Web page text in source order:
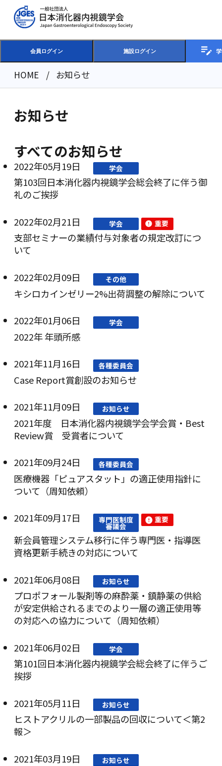
会員ログイン 施設ログイン
HOME お知らせ
お知らせ
すべてのお知らせ
2022年05月19日 学会
第103回日本消化器内視鏡学会総会終了に伴う御
礼のご挨拶
2022年02月21日 学会 重要
支部セミナーの業績付与対象者の規定改訂につ
いて
2022年02月09日 その他
キシロカインゼリー2%出荷調整の解除について
2022年01月06日 学会
2022年 年頭所感
2021年11月16日 各種委員会
Case Report賞創設のお知らせ
2021年11月09日 お知らせ
2021年度 日本消化器内視鏡学会学会賞・Best
Review賞 受賞者について
2021年09月24日 各種委員会
医療機器「ピュアスタット」の適正使用指針に
ついて（周知依頼）
2021年09月17日 専門医制度
審議会
重要
新会員管理システム移行に伴う専門医・指導医
資格更新手続きの対応について
2021年06月08日 お知らせ
プロポフォール製剤等の麻酔薬・鎮静薬の供給
が安定供給されるまでのより一層の適正使用等
の対応への協力について（周知依頼）
2021年06月02日 学会
第101回日本消化器内視鏡学会総会終了に伴うご
挨拶
2021年05月11日 お知らせ
ヒストアクリルの一部製品の回収について＜第2
報＞
2021年03月19日 お知らせ